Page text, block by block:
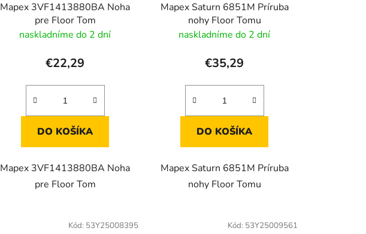
Mapex 3VF1413880BA Noha
pre Floor Tom
naskladníme do 2 dní
€22,29
DO KOŠÍKA
Mapex 3VF1413880BA Noha
pre Floor Tom
Mapex Saturn 6851M Príruba
nohy Floor Tomu
naskladníme do 2 dní
€35,29
DO KOŠÍKA
Mapex Saturn 6851M Príruba
nohy Floor Tomu
Kód: 53Y25008395 Kód: 53Y25009561